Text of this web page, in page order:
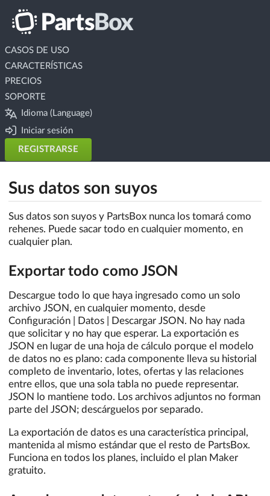
CASOS DE USO
CARACTERÍSTICAS
PRECIOS
SOPORTE
Idioma (Language)
Iniciar sesión
REGISTRARSE
Sus datos son suyos
Sus datos son suyos y PartsBox nunca los tomará como
rehenes. Puede sacar todo en cualquier momento, en
cualquier plan.
Exportar todo como JSON
Descargue todo lo que haya ingresado como un solo
archivo JSON, en cualquier momento, desde
Configuración | Datos | Descargar JSON. No hay nada
que solicitar y no hay que esperar. La exportación es
JSON en lugar de una hoja de cálculo porque el modelo
de datos no es plano: cada componente lleva su historial
completo de inventario, lotes, ofertas y las relaciones
entre ellos, que una sola tabla no puede representar.
JSON lo mantiene todo. Los archivos adjuntos no forman
parte del JSON; descárguelos por separado.
La exportación de datos es una característica principal,
mantenida al mismo estándar que el resto de PartsBox.
Funciona en todos los planes, incluido el plan Maker
gratuito.